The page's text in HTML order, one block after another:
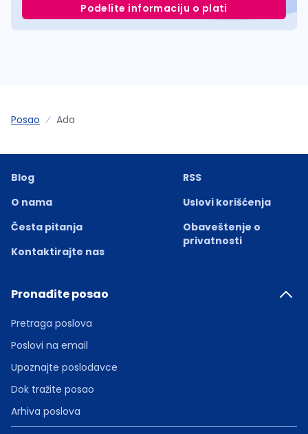
Podelite informaciju o plati
Posao Ada
Blog
O nama
Česta pitanja
Kontaktirajte nas
RSS
Uslovi korišćenja
Obaveštenje o
privatnosti
Pronađite posao
Pretraga poslova
Poslovi na email
Upoznajte poslodavce
Dok tražite posao
Arhiva poslova